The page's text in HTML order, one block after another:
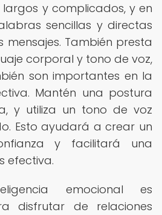
largos y complicados, y en
sencillas y directas
También presta
corporal y tono de voz,
son importantes en la
Mantén una postura
y utiliza un tono de voz
Esto ayudará a crear un
y facilitará una
efectiva.
emocional es
disfrutar de relaciones